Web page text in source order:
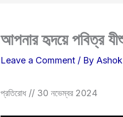
আপনার হৃদয়ে পবিত্র
Leave a Comment / By
প্রতিরোধ // 30 নভেম্বর 2024